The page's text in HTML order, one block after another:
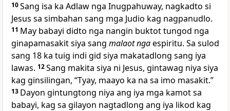
10Sang isa ka Adlaw nga Inugpahuway, nagkadto si
Jesus sa simbahan sang mga Judio kag nagpanudlo.
11 May babayi didto nga nangin buktot tungod nga
ginapamasakit siya sang malaot ngaespiritu. Sa sulod
sang 18 ka tuig indi gid siya makatadlong sang iya
lawas. 12Sang makita siya ni Jesus, gintawag niya siya
kag ginsilingan, “Tyay, maayo ka na sa imo masakit.”
13 Dayon gintungtong niya ang iya mga kamot sa
babayi, kag sa gilayon nagtadlong ang iya likod kag